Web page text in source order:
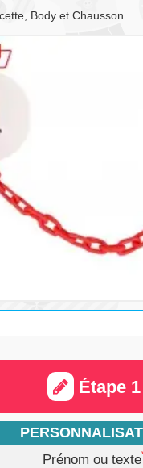
Body et Chausson.
Étape 1
Prénom ou texte